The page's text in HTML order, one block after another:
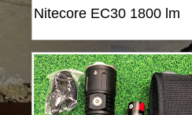
Nitecore EC30 1800 lm